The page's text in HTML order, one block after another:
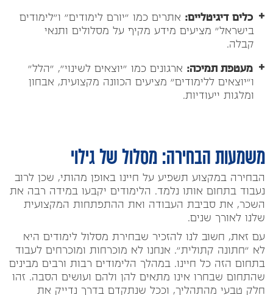
כלים דיגיטליים: אתרים כמו "יורם לימודים" ו"לימודים
בישראל" מציעים מידע מקיף על מסלולים ותנאי
קבלה.
מעטפת תמיכה: ארגונים כמו "יוצאים לשינוי", "הלל"
ו"יוצאים ללימודים" מציעים הכוונה מקצועית, אבחון
ומלגות ייעודיות.
משמעות הבחירה: מסלול של גילוי
הבחירה במקצוע תשפיע על חיינו באופן מהותי, שכן לרוב
נעבוד בתחום אותו נלמד. הלימודים יקבעו במידה רבה את
השכר, את סביבת העבודה ואת ההתפתחות המקצועית
שלנו לאורך שנים.
עם זאת, חשוב לנו להזכיר שבחירת מסלול לימודים היא
לא "חתונה קתולית". אנחנו לא מוכרחות ומוכרחים לעבוד
בתחום הזה כל חיינו. במהלך הלימודים רבות ורבים מבינים
שהתחום שבחרו אינו מתאים להן ולהם ועושים הסבה. זהו
חלק טבעי מהתהליך, וככל שנתקדם בדרך נדייק את